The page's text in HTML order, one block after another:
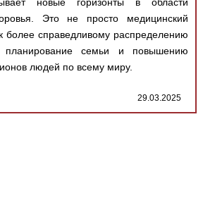
Это не просто медицинский
более справедливому распределению
планирование семьи и повышению
людей по всему миру.
29.03.2025